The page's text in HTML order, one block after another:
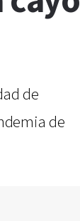
de
de